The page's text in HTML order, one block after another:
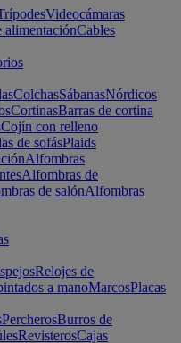
Videocámaras
alimentaciónCables
ColchasSábanasNórdicos
CortinasBarras de cortina
Cojín con relleno
de sofásPlaids
Alfombras
Alfombras de
de salónAlfombras
Relojes de
a manoMarcosPlacas
PercherosBurros de
RevisterosCajas